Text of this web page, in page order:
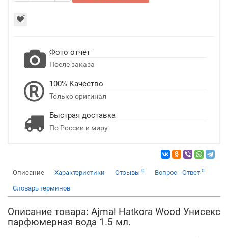
Фото отчет
После заказа
100% Качество
Только оригинал
Быстрая доставка
По России и миру
Описание Характеристики Отзывы 0 Вопрос - Ответ 0
Словарь терминов
Описание товара: Ajmal Hatkora Wood Унисекс
парфюмерная вода 1.5 мл.